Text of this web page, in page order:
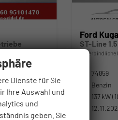
Ford Kuga
ST-Line
74859
Benzin
137 kW
Dienste für Sie
Ihre Auswahl und
und
geben. Sie